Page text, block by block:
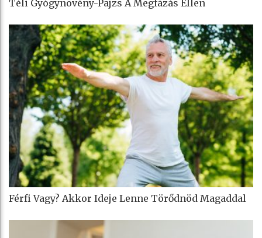
Téli Gyógynövény-Pajzs A Megfázás Ellen
Férfi Vagy? Akkor Ideje Lenne Törődnöd Magaddal